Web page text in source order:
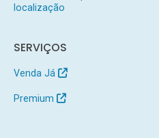
localização
SERVIÇOS
Venda Já
Premium